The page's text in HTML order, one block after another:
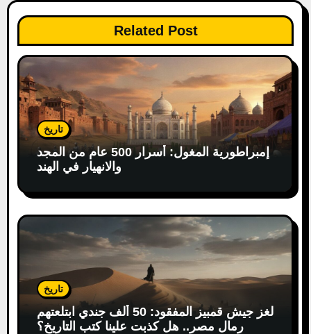
o
n
Related Post
تاريخ
إمبراطورية المغول: أسرار 500 عام من المجد
والانهيار في الهند
تاريخ
لغز جيش قمبيز المفقود: 50 ألف جندي ابتلعتهم
رمال مصر.. هل كذبت علينا كتب التاريخ؟